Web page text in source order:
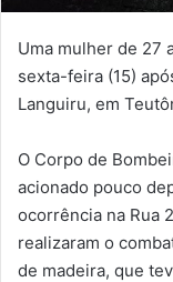
Uma mulher de 27
sexta-feira (15)
Languiru, em
O Corpo de
acionado pouco
ocorrência na Rua
realizaram o
de madeira, que